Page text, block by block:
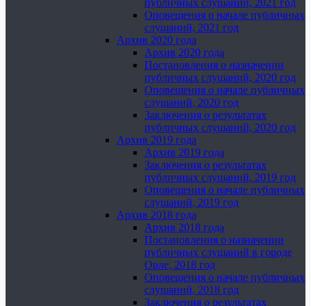
публичных слушаний, 2021 год
Оповещения о начале публичных
слушаний, 2021 год
Архив 2020 года
Архив 2020 года
Постановления о назначении
публичных слушаний, 2020 год
Оповещения о начале публичных
слушаний, 2020 год
Заключения о результатах
публичных слушаний, 2020 год
Архив 2019 года
Архив 2019 года
Заключения о результатах
публичных слушаний, 2019 год
Оповещения о начале публичных
слушаний, 2019 год
Архив 2018 года
Архив 2018 года
Постановления о назначении
публичных слушаний в городе
Орле, 2018 год
Оповещения о начале публичных
слушаний, 2018 год
Заключения о результатах